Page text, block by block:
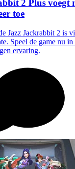
2 Plus voegt
toe
Jazz Jackrabbit 2 is
Speel de game nu
ervaring.